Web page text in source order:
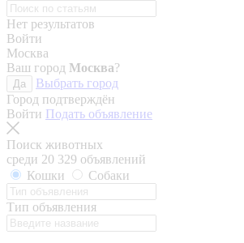
Нет результатов
Войти
Москва
Ваш город Москва?
Да
Выбрать город
Город подтверждён
Войти Подать объявление
Поиск животных
среди 20 329 объявлений
Кошки
Собаки
Тип объявления